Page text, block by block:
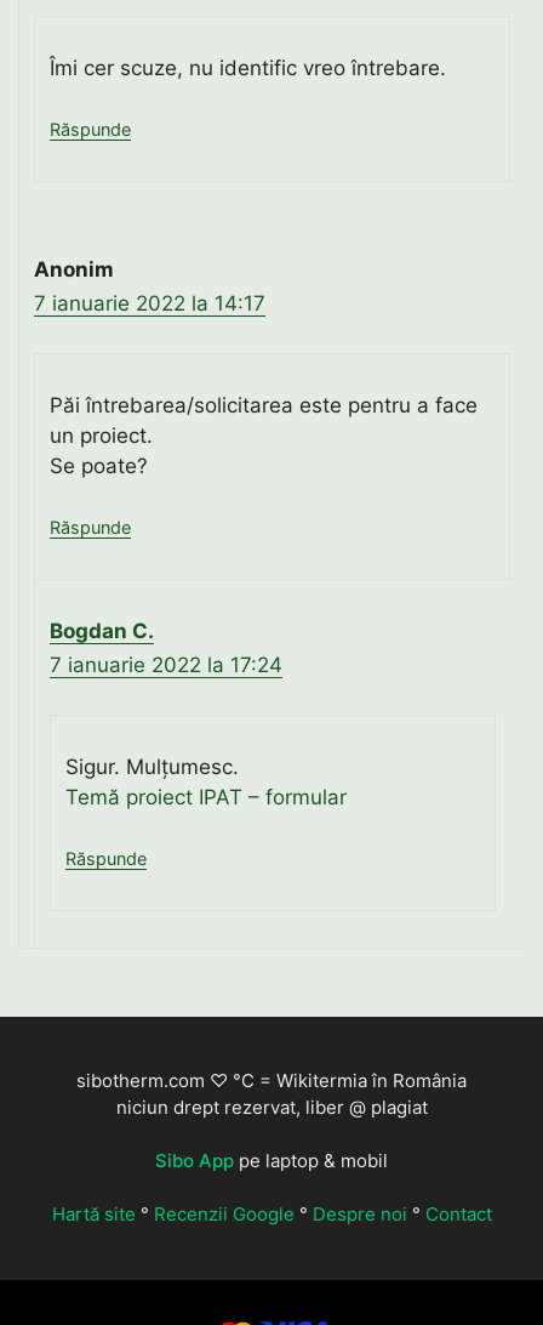
Îmi cer scuze, nu identific vreo întrebare.
Răspunde
Anonim
7 ianuarie 2022 la 14:17
Păi întrebarea/solicitarea este pentru a face
un proiect.
Se poate?
Răspunde
Bogdan C.
7 ianuarie 2022 la 17:24
Sigur. Mulțumesc.
Temă proiect IPAT – formular
Răspunde
sibotherm.com ♡ °C = Wikitermia în România
niciun drept rezervat, liber @ plagiat
Sibo App pe laptop & mobil
Hartă site ° Recenzii Google ° Despre noi ° Contact